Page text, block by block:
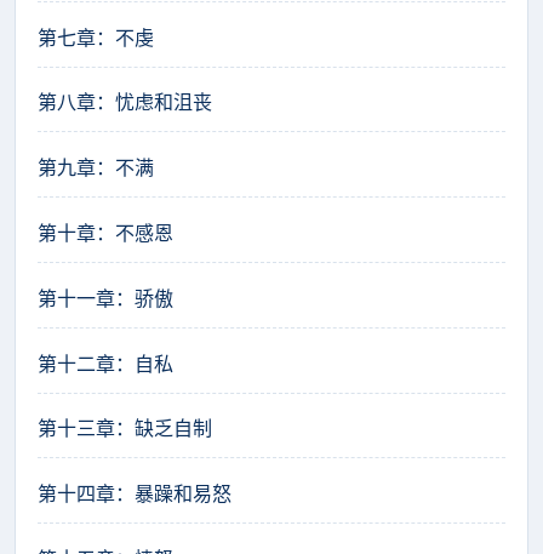
第七章：不虔
第八章：忧虑和沮丧
第九章：不满
第十章：不感恩
第十一章：骄傲
第十二章：自私
第十三章：缺乏自制
第十四章：暴躁和易怒